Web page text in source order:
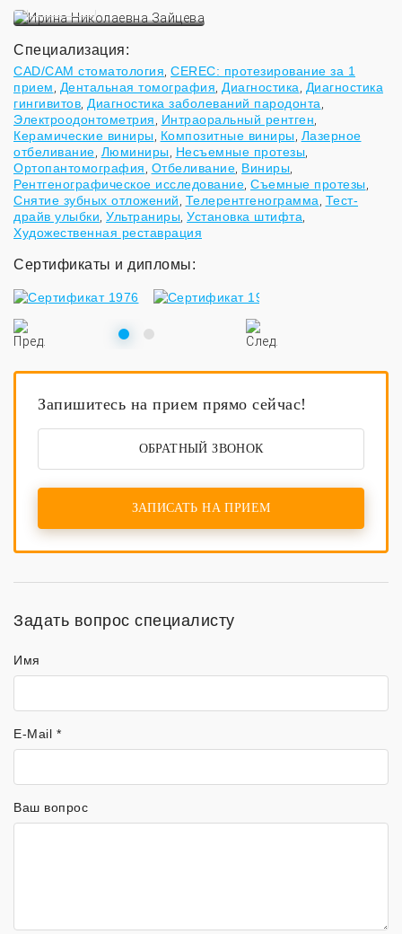
Специализация:
CAD/САМ стоматология CEREC: протезирование за 1
прием
Дентальная томография Диагностика
Диагностика
гингивитов Диагностика заболеваний пародонта
Электроодонтометрия
Интраоральный рентген
Керамические виниры Композитные виниры Лазерное
отбеливание Люминиры Несъемные протезы
Ортопантомография Отбеливание Виниры
Рентгенографическое исследование Съемные протезы
Снятие зубных отложений Телерентгенограмма Тест-
драйв улыбки Ультраниры Установка штифта
Художественная реставрация
Сертификаты и дипломы:
Запишитесь на прием прямо сейчас!
ОБРАТНЫЙ ЗВОНОК
ЗАПИСАТЬ НА ПРИЕМ
Задать вопрос специалисту
Имя
E-Mail *
Ваш вопрос